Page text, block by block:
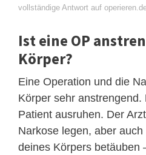
vollständige Antwort auf
Ist eine OP
Körper?
Eine Operation und die
Körper sehr
Patient ausruhen. Der
Narkose legen, aber
deines Körpers betäuben